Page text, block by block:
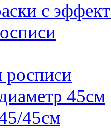
с
росписи
45см
45см